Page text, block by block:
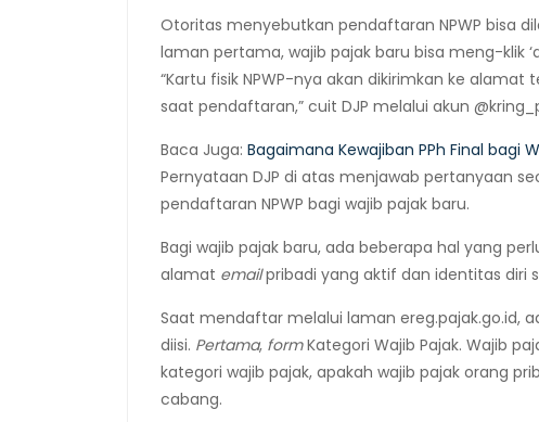
Otoritas menyebutkan pendaftaran NPWP bisa
laman pertama, wajib pajak baru bisa meng-klik
“Kartu fisik NPWP-nya akan dikirimkan ke
saat pendaftaran,” cuit DJP melalui akun
Baca Juga: Bagaimana Kewajiban PPh Final bagi
Pernyataan DJP di atas menjawab pertanyaan
pendaftaran NPWP bagi wajib pajak baru.
Bagi wajib pajak baru, ada beberapa hal yang
alamat emailpribadi yang aktif dan identitas diri
Saat mendaftar melalui laman ereg.pajak.go.id,
diisi. Pertama, formKategori Wajib Pajak. Wajib
kategori wajib pajak, apakah wajib pajak orang
cabang.